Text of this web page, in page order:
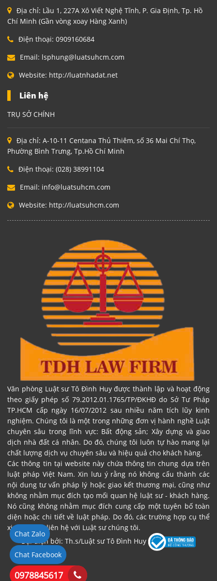
Địa chỉ: Lầu 1, 227A Xô Viết Nghệ Tĩnh, P. Gia Định, Tp. Hồ
Chí Minh (Gần vòng xoay Hàng Xanh)
Điện thoại: 0909160684
Email: lsphung@luatsuhcm.com
Website: http://luatnhadat.net
Liên hệ
TRỤ SỞ CHÍNH
Địa chỉ: A-10-11 Centana Thủ Thiêm, số 36 Mai Chí Thọ,
Phường Bình Trưng, Tp.Hồ Chí Minh
Điện thoại: (028) 38991104
Email: info@luatsuhcm.com
Website: http://luatsuhcm.com
Văn phòng Luật sư Tô Đình Huy được thành lập và hoạt động
theo giấy phép số 79.2012.01.1765/TP/ĐKHĐ do Sở Tư Pháp
TP.HCM cấp ngày 16/07/2012 sau nhiều năm tích lũy kinh
nghiệm. Chúng tôi là một trong những đơn vị hành nghề Luật
chuyên sâu trong lĩnh vực: Bất động sản; Xây dựng và giao
dịch nhà đất cá nhân. Do đó, chúng tôi luôn tự hào mang lại
chất lượng dịch vụ chuyên sâu và hiệu quả cho khách hàng.
Các thông tin tại website này chứa thông tin chung dựa trên
luật pháp Việt Nam. Xin lưu ý rằng nó không cấu thành các
nội dung tư vấn pháp lý hoặc giao kết thương mại, cũng như
không nhằm mục đích tạo mối quan hệ luật sư - khách hàng.
Nó cũng không nhằm mục đích cung cấp một tuyên bố toàn
diện hoặc chi tiết về luật pháp. Do đó, các trường hợp cụ thể
xin vui lòng liên hệ với Luật sư chúng tôi.
Đại diện bởi: Th.s/Luật sư Tô Đình Huy
Chat Facebook
Chat Zalo
0978845617